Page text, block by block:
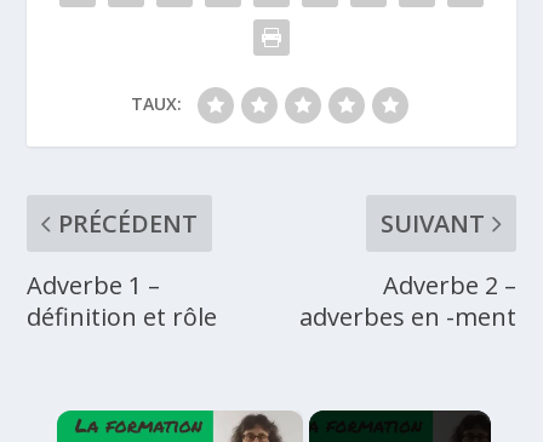
TAUX:
PRÉCÉDENT
Adverbe 1 –
définition et rôle
SUIVANT
Adverbe 2 –
adverbes en -ment
×